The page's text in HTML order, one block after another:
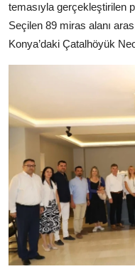
temasıyla gerçekleştirilen
Seçilen 89 miras alanı
Konya’daki Çatalhöyük